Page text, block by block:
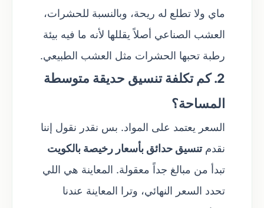
ماي ولا تطلع له ريحة، وبالنسبة للحشرات،
العشب الصناعي أصلاً يقللها لأنه ما فيه بيئة
رطبة تحبها الحشرات مثل العشب الطبيعي.
2. كم تكلفة تنسيق حديقة متوسطة
المساحة؟
السعر يعتمد على المواد. بس نقدر نقول إننا
نقدمتنسيق حدائق بأسعار رخيصة بالكويت
تبدأ من مبالغ جداً معقولة. المعاينة هي اللي
تحدد السعر النهائي، وترا المعاينة عندنا